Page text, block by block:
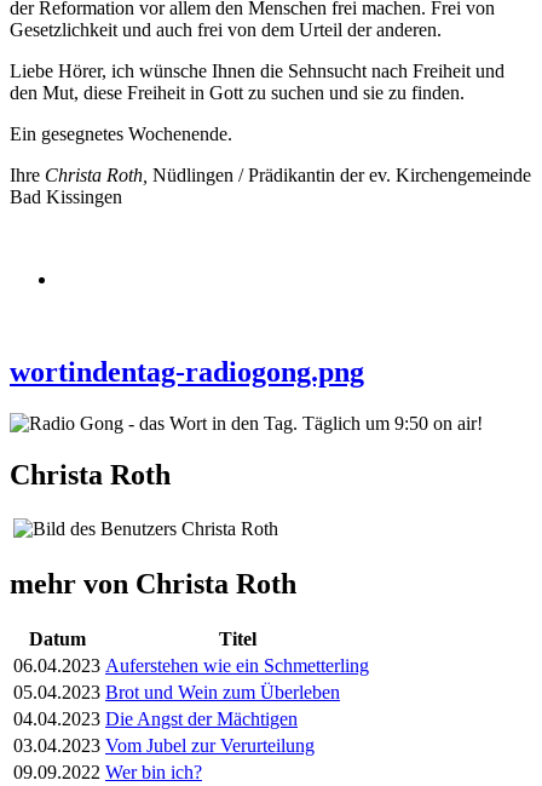
der Reformation vor allem den Menschen frei machen. Frei von
Gesetzlichkeit und auch frei von dem Urteil der anderen.
Liebe Hörer, ich wünsche Ihnen die Sehnsucht nach Freiheit und
den Mut, diese Freiheit in Gott zu suchen und sie zu finden.
Ein gesegnetes Wochenende.
Ihre Christa Roth, Nüdlingen / Prädikantin der ev. Kirchengemeinde
Bad Kissingen
wortindentag-radiogong.png
Christa Roth
mehr von Christa Roth
Datum
Titel
06.04.2023 Auferstehen wie ein Schmetterling
05.04.2023 Brot und Wein zum Überleben
04.04.2023 Die Angst der Mächtigen
03.04.2023 Vom Jubel zur Verurteilung
09.09.2022 Wer bin ich?